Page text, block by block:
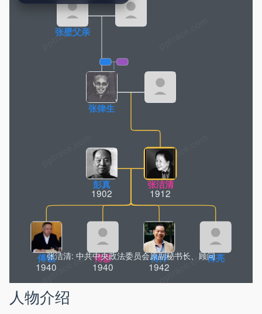
pptrace.com
张洁清
1912
傅锐
1940
傅彦
1940
傅洋
1942
傅亮
张律生
张壁父亲
彭真
1902
张洁清: 中共中央政法委员会原副秘书长、顾问
人物介绍